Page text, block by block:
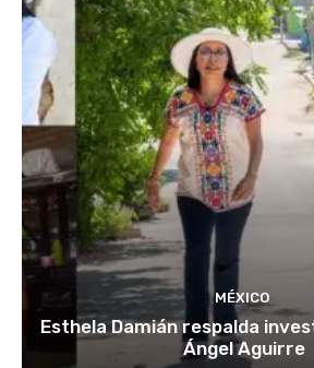
MÉXICO
Esthela Damián respalda
Ángel Aguirre